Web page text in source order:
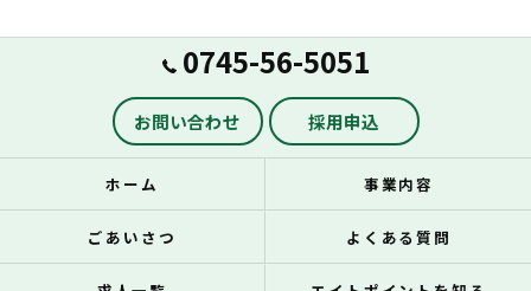
0745-56-5051
お問い合わせ 採用申込
ホーム 事業内容
ごあいさつ よくある質問